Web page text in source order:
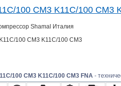
100 CM3 K11C/100 CM3
Shamal Италия
100 CM3 K11C/100 CM3
100 CM3 K11C/100 CM3 FNA-